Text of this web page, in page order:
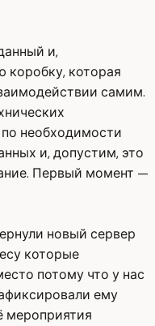
и,
коробку, которая
самим.
необходимости
и, допустим, это
Первый момент —
новый сервер
которые
потому что у нас
ему
мероприятия